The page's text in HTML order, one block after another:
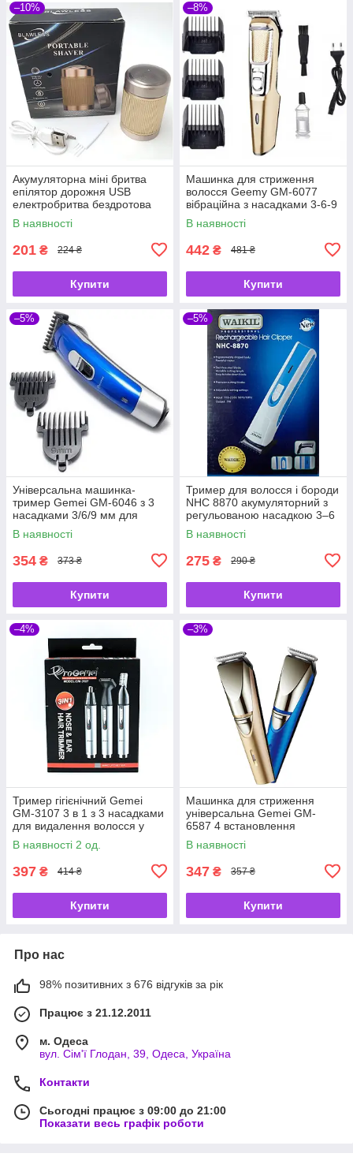
–10%
Акумуляторна міні бритва
епілятор дорожня USB
електробритва бездротова
роторна 5W Коричнева
В наявності
201 ₴ 224 ₴
Купити
–8%
Машинка для стриження
волосся Geemy GM-6077
вібраційна з насадками 3-6-9
мм Золотий
В наявності
442 ₴ 481 ₴
Купити
–5%
Універсальна машинка-
тример Gemei GM-6046 з 3
насадками 3/6/9 мм для
стриження волосся, бороди
В наявності
354 ₴ 373 ₴
Купити
–5%
Тример для волосся і бороди
NHC 8870 акумуляторний з
регульованою насадкою 3–6
мм
В наявності
275 ₴ 290 ₴
Купити
–4%
Тример гігієнічний Gemei
GM-3107 3 в 1 з 3 насадками
для видалення волосся у
носі та вухах
В наявності 2 од.
397 ₴ 414 ₴
Купити
–3%
Машинка для стриження
універсальна Gemei GM-
6587 4 встановлення
довжини
В наявності
347 ₴ 357 ₴
Купити
Про нас
98% позитивних з 676 відгуків за рік
Працює з 21.12.2011
м. Одеса
вул. Сім'ї Глодан, 39, Одеса, Україна
Контакти
Сьогодні працює з 09:00 до 21:00
Показати весь графік роботи